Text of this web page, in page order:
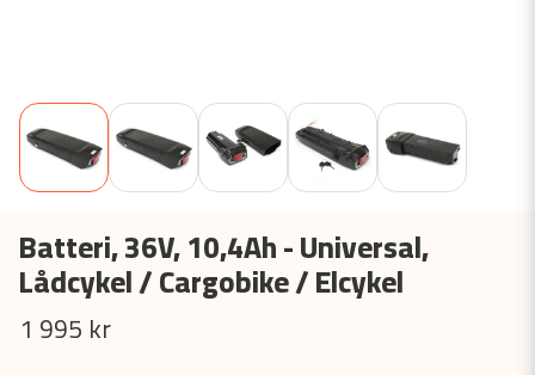
Batteri, 36V, 10,4Ah - Universal,
Lådcykel / Cargobike / Elcykel
1 995 kr